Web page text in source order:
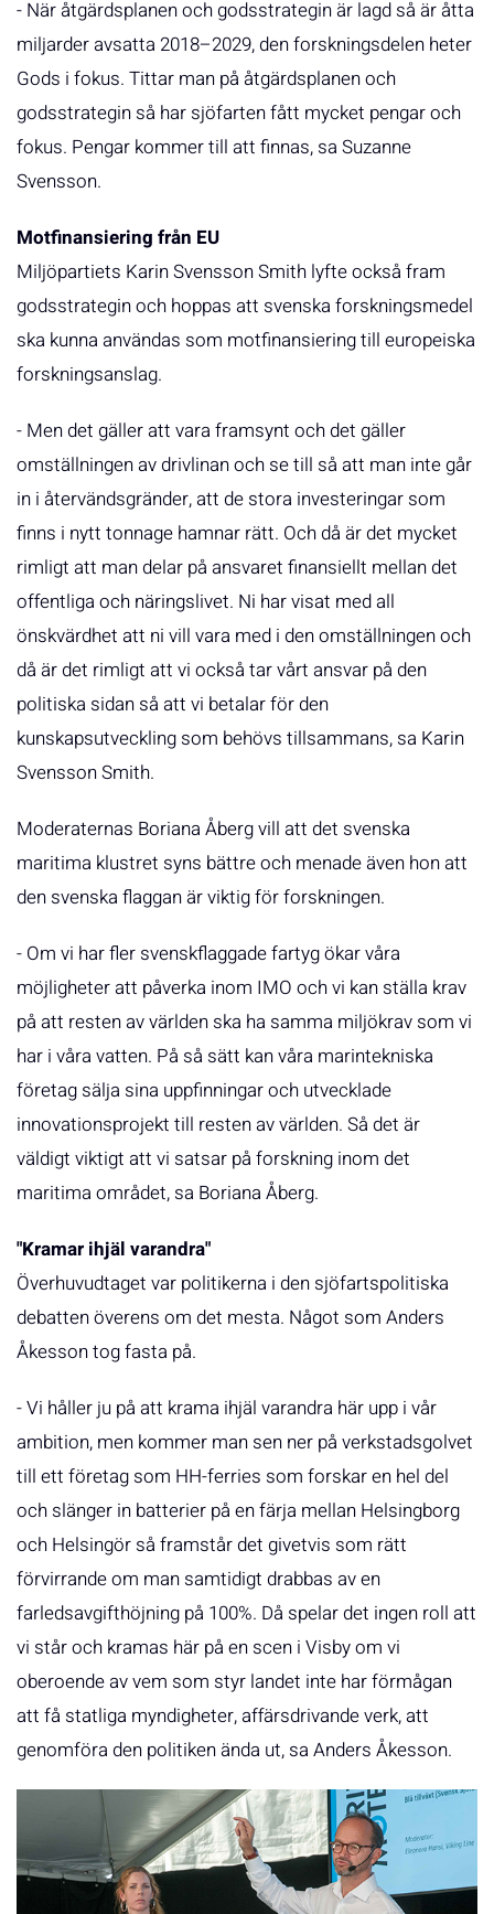
- När åtgärdsplanen och godsstrategin är lagd så är åtta
miljarder avsatta 2018–2029, den forskningsdelen heter
Gods i fokus. Tittar man på åtgärdsplanen och
godsstrategin så har sjöfarten fått mycket pengar och
fokus. Pengar kommer till att finnas, sa Suzanne
Svensson.
Motfinansiering från EU
Miljöpartiets Karin Svensson Smith lyfte också fram
godsstrategin och hoppas att svenska forskningsmedel
ska kunna användas som motfinansiering till europeiska
forskningsanslag.
- Men det gäller att vara framsynt och det gäller
omställningen av drivlinan och se till så att man inte går
in i återvändsgränder, att de stora investeringar som
finns i nytt tonnage hamnar rätt. Och då är det mycket
rimligt att man delar på ansvaret finansiellt mellan det
offentliga och näringslivet. Ni har visat med all
önskvärdhet att ni vill vara med i den omställningen och
då är det rimligt att vi också tar vårt ansvar på den
politiska sidan så att vi betalar för den
kunskapsutveckling som behövs tillsammans, sa Karin
Svensson Smith.
Moderaternas Boriana Åberg vill att det svenska
maritima klustret syns bättre och menade även hon att
den svenska flaggan är viktig för forskningen.
- Om vi har fler svenskflaggade fartyg ökar våra
möjligheter att påverka inom IMO och vi kan ställa krav
på att resten av världen ska ha samma miljökrav som vi
har i våra vatten. På så sätt kan våra marintekniska
företag sälja sina uppfinningar och utvecklade
innovationsprojekt till resten av världen. Så det är
väldigt viktigt att vi satsar på forskning inom det
maritima området, sa Boriana Åberg.
"Kramar ihjäl varandra"
Överhuvudtaget var politikerna i den sjöfartspolitiska
debatten överens om det mesta. Något som Anders
Åkesson tog fasta på.
- Vi håller ju på att krama ihjäl varandra här upp i vår
ambition, men kommer man sen ner på verkstadsgolvet
till ett företag som HH-ferries som forskar en hel del
och slänger in batterier på en färja mellan Helsingborg
och Helsingör så framstår det givetvis som rätt
förvirrande om man samtidigt drabbas av en
farledsavgifthöjning på 100%. Då spelar det ingen roll att
vi står och kramas här på en scen i Visby om vi
oberoende av vem som styr landet inte har förmågan
att få statliga myndigheter, affärsdrivande verk, att
genomföra den politiken ända ut, sa Anders Åkesson.